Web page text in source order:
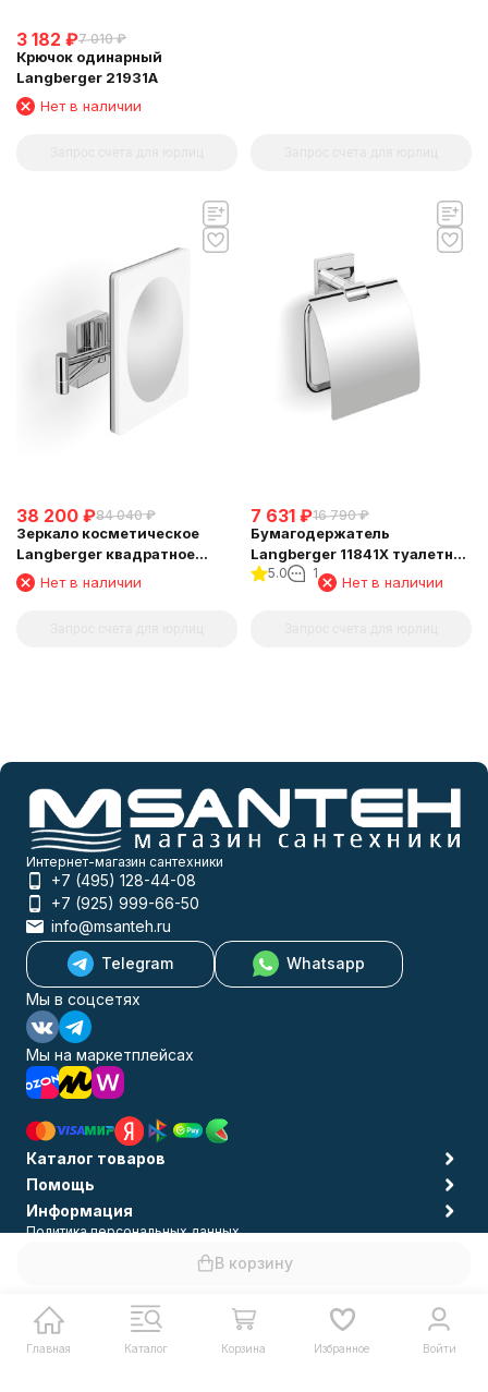
В корзину
3 182 ₽7 010 ₽
Крючок одинарный
Langberger 21931A
Нет в наличии
38 200 ₽84 040 ₽
Зеркало косметическое
Langberger квадратное
поворотное с подсветкой
73485
Нет в наличии
7 631 ₽16 790 ₽
Бумагодержатель
Langberger 11841X туалетной
бумаги с крышкой
5.0 1
Нет в наличии
Главная Каталог Корзина Избранное Войти
Интернет-магазин сантехники
+7 (495) 128-44-08
+7 (925) 999-66-50
info@msanteh.ru
Telegram
Whatsapp
Мы в соцсетях
Мы на маркетплейсах
Каталог товаров
Помощь
Информация
Политика персональных данных